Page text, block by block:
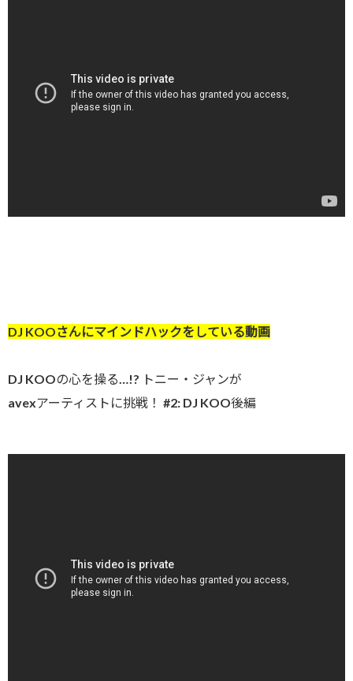
DJ KOOさんにマインドハックをしている動画
DJ KOOの心を操る…!? トニー・ジャンが
avexアーティストに挑戦！ #2: DJ KOO後編